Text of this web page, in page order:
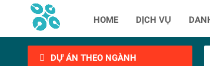
HOME DỊCH VỤ
DỰ ÁN THEO NGÀNH